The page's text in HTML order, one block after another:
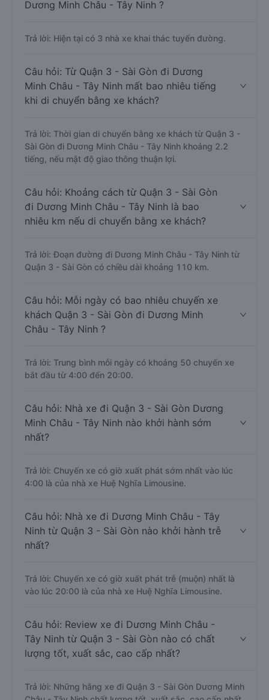
Dương Minh Châu - Tây Ninh ?
Trả lời: Hiện tại có 3 nhà xe khai thác tuyến đường.
Câu hỏi: Từ Quận 3 - Sài Gòn đi Dương
Minh Châu - Tây Ninh mất bao nhiêu tiếng
khi di chuyển bằng xe khách?
Trả lời: Thời gian di chuyển bằng xe khách từ Quận 3 -
Sài Gòn đi Dương Minh Châu - Tây Ninh khoảng 2.2
tiếng, nếu mật độ giao thông thuận lợi.
Câu hỏi: Khoảng cách từ Quận 3 - Sài Gòn
đi Dương Minh Châu - Tây Ninh là bao
nhiêu km nếu di chuyển bằng xe khách?
Trả lời: Đoạn đường đi Dương Minh Châu - Tây Ninh từ
Quận 3 - Sài Gòn có chiều dài khoảng 110 km.
Câu hỏi: Mỗi ngày có bao nhiêu chuyến xe
khách Quận 3 - Sài Gòn đi Dương Minh
Châu - Tây Ninh ?
Trả lời: Trung bình mỗi ngày có khoảng 50 chuyến xe
bắt đầu từ 4:00 đến 20:00.
Câu hỏi: Nhà xe đi Quận 3 - Sài Gòn Dương
Minh Châu - Tây Ninh nào khởi hành sớm
nhất?
Trả lời: Chuyến xe có giờ xuất phát sớm nhất vào lúc
4:00 là của nhà xe Huệ Nghĩa Limousine.
Câu hỏi: Nhà xe đi Dương Minh Châu - Tây
Ninh từ Quận 3 - Sài Gòn nào khởi hành trễ
nhất?
Trả lời: Chuyến xe có giờ xuất phát trễ (muộn) nhất là
vào lúc 20:00 là của nhà xe Huệ Nghĩa Limousine.
Câu hỏi: Review xe đi Dương Minh Châu -
Tây Ninh từ Quận 3 - Sài Gòn nào có chất
lượng tốt, xuất sắc, cao cấp nhất?
Trả lời: Những hãng xe đi Quận 3 - Sài Gòn Dương Minh